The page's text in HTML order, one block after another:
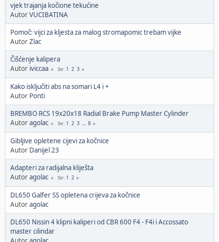
vjek trajanja kočione tekućine
AutorVUCIBATINA
Pomoč: vijci za kljesta za malog stromapomic trebam vijke
AutorZlac
Čišćenje kalipera
Autor iviccaa Str 1 2 3
Kako isključiti abs na somari L4 i +
Autor Ponti
BREMBO RCS 19x20x18 Radial Brake Pump Master Cylinder
Autoragolac Str 1 2 3 ... 8
Gibljive opletene cijevi za kočnice
Autor Danijel 23
Adapteri za radijalna kliješta
Autoragolac Str 1 2
DL650 Galfer SS opletena crijeva za kočnice
Autoragolac
DL650 Nissin 4 klipni kaliperi od CBR 600 F4 - F4i i Accossato
master cilindar